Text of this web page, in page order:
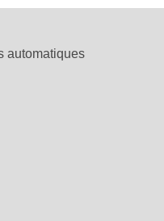
automatiques